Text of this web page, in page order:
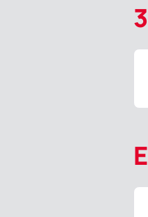
3
E